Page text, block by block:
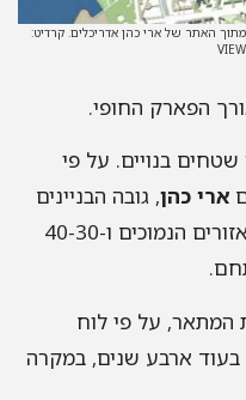
האתר של ארי כהן אדריכלים. קרדיט:
מיליון מ"ר שטחים בנויים. על פי
ארי כהן, גובה הבניינים
במתחם ינוע בין 14-12 קומות באזורים הנמוכים ו-40-30
המתאר, על פי לוח
המתוכנן, הוא סוף 2018, בעוד ארבע שנים, במקרה